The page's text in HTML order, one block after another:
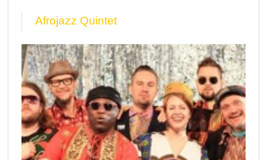
Afrojazz Quintet